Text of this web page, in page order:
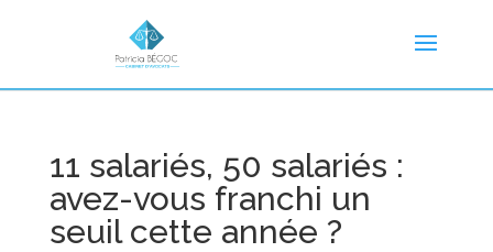
11 salariés, 50 salariés :
avez-vous franchi un
seuil cette année ?